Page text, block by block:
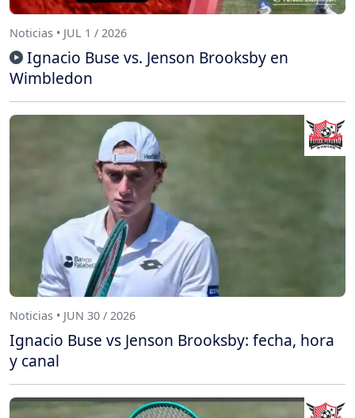
Noticias • JUL 1 / 2026
Ignacio Buse vs. Jenson Brooksby en
Wimbledon
Noticias • JUN 30 / 2026
Ignacio Buse vs Jenson Brooksby: fecha, hora
y canal